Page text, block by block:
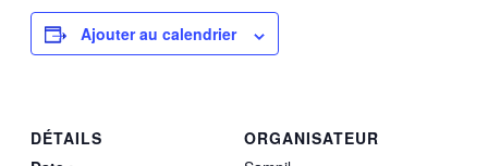
Ajouter au calendrier
DÉTAILS
ORGANISATEUR